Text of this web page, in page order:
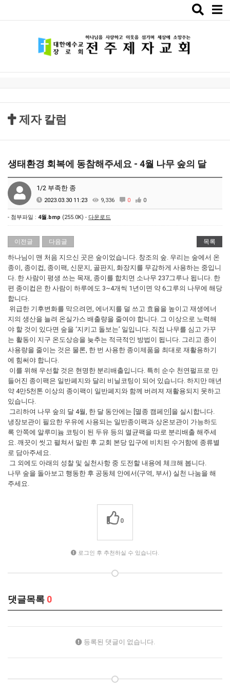
Toggle
제자 칼럼
생태환경 회복에 동참해주세요 - 4월 나무 숲의 달
1/2 부족한 종
2023.03.30 11:23 9,336 0 0
- 첨부파일 : 4월.bmp (255.0K) - 다운로드
이전글 다음글 목록
하나님이 맨 처음 지으신 곳은 숲이었습니다. 창조의 숲. 우리는 숲에서 온
종이, 종이컵, 종이팩, 신문지, 골판지, 화장지를 무감하게 사용하는 중입니
다. 한 사람이 평생 쓰는 목재, 종이를 합치면 소나무 237그루나 됩니다. 한
편 종이컵은 한 사람이 하루에도 3~4개씩 1년이면 약 6그루의 나무에 해당
합니다.
위급한 기후변화를 막으려면, 에너지를 덜 쓰고 효율을 높이고 재생에너
지의 생산을 늘려 온실가스 배출량을 줄여야 합니다. 그 이상으로 노력해
야 할 것이 있다면 숲을 ‘지키고 돌보는’ 일입니다. 직접 나무를 심고 가꾸
는 활동이 지구 온도상승을 늦추는 적극적인 방법이 됩니다. 그리고 종이
사용량을 줄이는 것은 물론, 한 번 사용한 종이제품을 최대로 재활용하기
에 힘써야 합니다.
이를 위해 우선할 것은 현명한 분리배출입니다. 특히 순수 천연펄프로 만
들어진 종이팩은 일반폐지와 달리 비닐코팅이 되어 있습니다. 하지만 매년
약 4만5천톤 이상의 종이팩이 일반폐지와 함께 버려져 재활용되지 못하고
있습니다.
그리하여 나무 숲의 달 4월, 한 달 동안에는 [멸종 캠페인]을 실시합니다.
냉장보관이 필요한 우유에 사용되는 일반종이팩과 상온보관이 가능하도
록 안쪽에 알루미늄 코팅이 된 두유 등의 멸균팩을 따로 분리배출 해주세
요. 깨끗이 씻고 펼쳐서 말린 후 교회 본당 입구에 비치된 수거함에 종류별
로 담아주세요.
그 외에도 아래의 성찰 및 실천사항 중 도전할 내용에 체크해 봅니다.
나무 숲을 돌아보고 행동한 후 공동체 안에서(구역, 부서) 실천 나눔을 해
주세요.
0
로그인 후 추천하실 수 있습니다.
댓글목록 0
등록된 댓글이 없습니다.